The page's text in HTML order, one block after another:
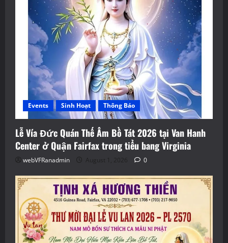
Events Sinh Hoạt Thông Báo
Lễ Vía Đức Quán Thế Âm Bồ Tát 2026 tại Van Hanh
Center ở Quận Fairfax trong tiểu bang Virginia
webVFRanadmin August 1, 2026 0